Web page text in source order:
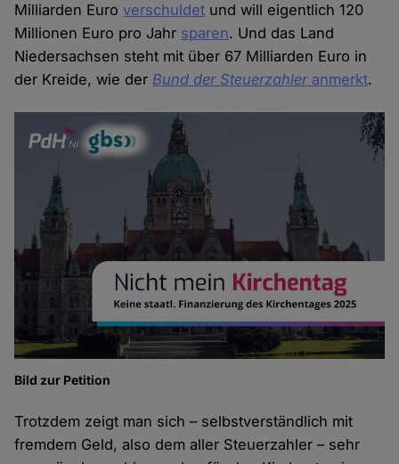
Milliarden Euroverschuldet und will eigentlich 120
Millionen Euro pro Jahr sparen. Und das Land
Niedersachsen steht mit über 67 Milliarden Euro in
der Kreide, wie der Bund der Steuerzahleranmerkt.
Bild zur Petition
Trotzdem zeigt man sich – selbstverständlich mit
fremdem Geld, also dem aller Steuerzahler – sehr